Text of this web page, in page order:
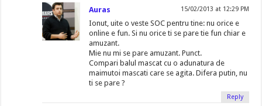
Auras 15/02/2013 at 12:29 PM
Ionut, uite o veste SOC pentru tine: nu orice e
online e fun. Si nu orice ti se pare tie fun chiar e
amuzant.
Mie nu mi se pare amuzant. Punct.
Compari balul mascat cu o adunatura de
maimutoi mascati care se agita. Difera putin, nu
ti se pare ?
Reply